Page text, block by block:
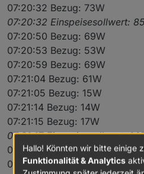
07:20:32 Bezug: 73W
07:20:32 Einspeisesollwert:
07:20:50 Bezug: 69W
07:20:53 Bezug: 53W
07:20:59 Bezug: 69W
07:21:04 Bezug: 61W
07:21:05 Bezug: 15W
07:21:14 Bezug: 14W
07:21:15 Bezug: 17W
07:21:17 Einspeisesollwert:
07:21:24 Bezug: 16W
07:21:27 Bezug: 15W
Hallo! Könnten wir bitte einige
Funktionalität & Analytics